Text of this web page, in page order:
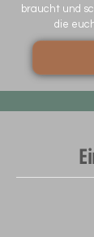
braucht und
die